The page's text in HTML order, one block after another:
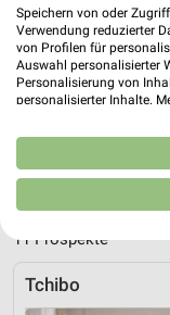
Takko Fashion
Deiner
finden. Wenn Du auf
Takko bist, dann
Mode &
11 Prospekte
Tchibo
Speichern von oder
Verwendung reduzierter
von Profilen für
Auswahl personalisierter
Personalisierung von
personalisierter Inhalte.
Kombinationen von
Verbesserung der
von Inhalten.
Daten können außerhalb
Website/App.
Partnerliste